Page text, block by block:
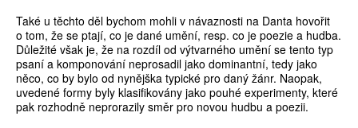
Také u těchto děl bychom mohli v návaznosti na Danta hovořit
o tom, že se ptají, co je dané umění, resp. co je poezie a hudba.
Důležité však je, že na rozdíl od výtvarného umění se tento typ
psaní a komponování neprosadil jako dominantní, tedy jako
něco, co by bylo od nynějška typické pro daný žánr. Naopak,
uvedené formy byly klasifikovány jako pouhé experimenty, které
pak rozhodně neprorazily směr pro novou hudbu a poezii.